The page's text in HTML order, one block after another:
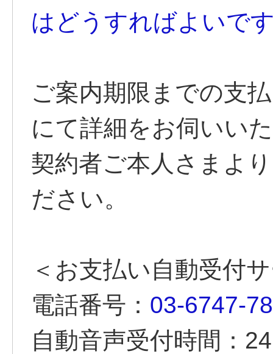
はどうすればよいで
ご案内期限までの支
にて詳細をお伺いい
契約者ご本人さまよ
ださい。
＜お支払い自動受付
電話番号： 03-6747-
自動音声受付時間：